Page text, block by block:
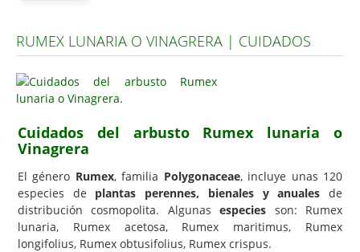
Plantas Aromáticas y de Huerto
Plantas Carnívoras y Orquídeas
Consejos
Hemisferio Norte
Hemisferio Sur
Enfermedades
Animales
Hongos
RUMEX LUNARIA O VINAGRERA | CUIDADOS
Cuidados del arbusto Rumex lunaria o
Vinagrera
El género Rumex, familia Polygonaceae, incluye unas 120
especies de plantas perennes, bienales y anuales de
distribución cosmopolita. Algunasespecies son: Rumex
lunaria, Rumex acetosa, Rumex maritimus, Rumex
longifolius, Rumex obtusifolius, Rumex crispus.